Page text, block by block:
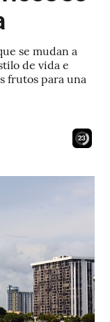
se mudan a
de vida e
frutos para una
21